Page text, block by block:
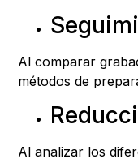
Al comparar
métodos de
Al analizar los